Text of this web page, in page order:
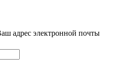
адрес электронной почты